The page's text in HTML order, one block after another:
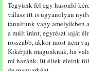
Tegyünk fel egy hasonló
válasz itt is ugyanolyan
tanultunk vagy amelyikben
a múlt iránt, egyrészt saját
rosszabb, akkor most nem
Kikérjük magunknak, ha
mi hazánk. Itt éltek eleink